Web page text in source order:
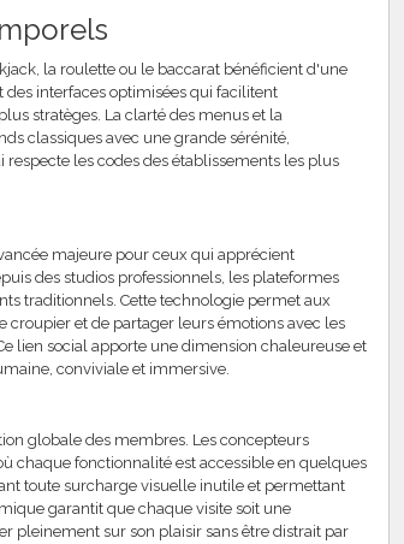
la roulette ou le baccarat bénéficient d'une
interfaces optimisées qui facilitent
stratèges. La clarté des menus et la
classiques avec une grande sérénité,
les codes des établissements les plus
majeure pour ceux qui apprécient
des studios professionnels, les plateformes
traditionnels. Cette technologie permet aux
et de partager leurs émotions avec les
lien social apporte une dimension chaleureuse et
conviviale et immersive.
globale des membres. Les concepteurs
chaque fonctionnalité est accessible en quelques
toute surcharge visuelle inutile et permettant
garantit que chaque visite soit une
pleinement sur son plaisir sans être distrait par